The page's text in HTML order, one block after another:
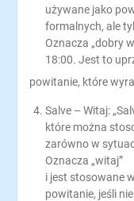
używane jako
formalnych, ale
Oznacza „dobry
18:00. Jest to
powitanie, które
Salve – Witaj:
które można
zarówno w
Oznacza „witaj”
i jest stosowane
powitanie, jeśli